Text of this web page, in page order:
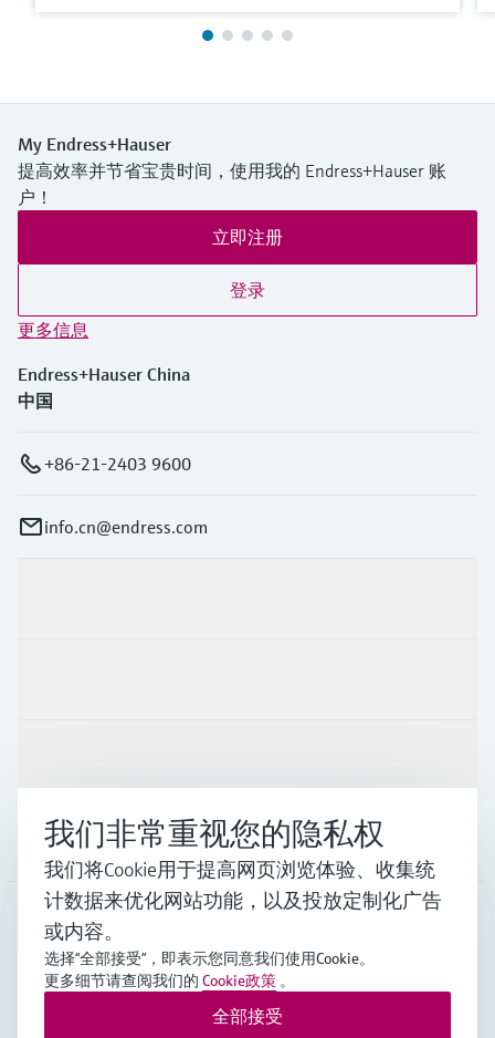
My Endress+Hauser
提高效率并节省宝贵时间，使用我的 Endress+Hauser 账
户！
立即注册
登录
更多信息
Endress+Hauser China
中国
+86-21-2403 9600
info.cn@endress.com
公司
CHN•中文
Endress+Hauser Group Services AG ©版权所有
我们非常重视您的隐私权
我们将Cookie用于提高网页浏览体验、收集统
计数据来优化网站功能，以及投放定制化广告
或内容。
选择“全部接受”，即表示您同意我们使用Cookie。
更多细节请查阅我们的 Cookie政策 。
全部接受